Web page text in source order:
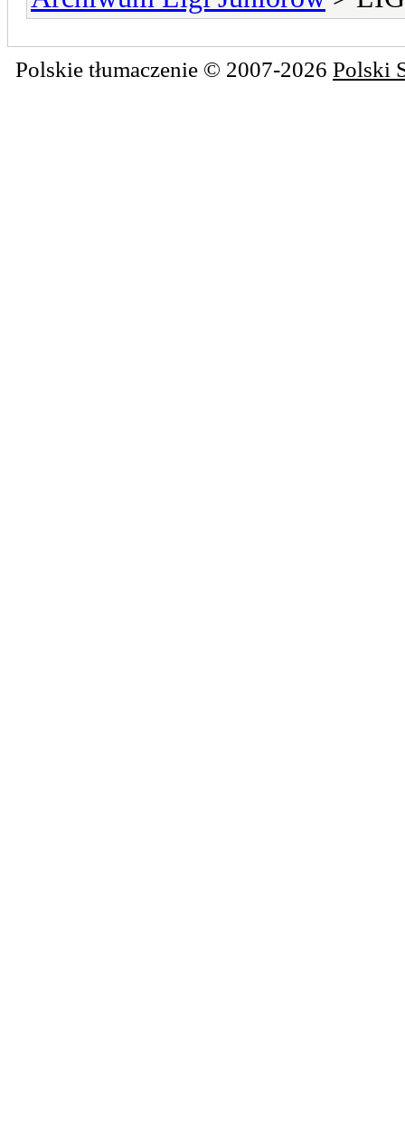
Polskie tłumaczenie © 2007-2026 Polski